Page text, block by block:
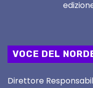
VOCE DEL
Direttore